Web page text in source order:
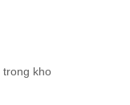
trong kho